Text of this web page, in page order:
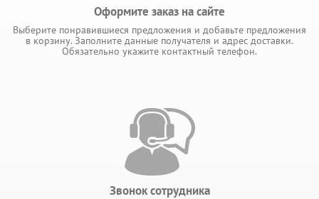
Оформите заказ на сайте
Выберите понравившиеся предложения и добавьте предложения
в корзину. Заполните данные получателя и адрес доставки.
Обязательно укажите контактный телефон.
Звонок сотрудника